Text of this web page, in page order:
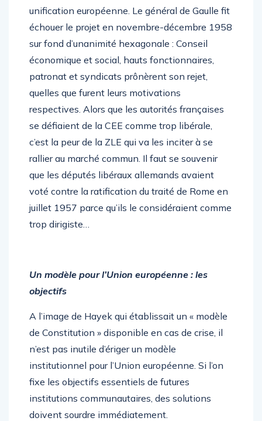
unification européenne. Le général de Gaulle fit
échouer le projet en novembre-décembre 1958
sur fond d’unanimité hexagonale : Conseil
économique et social, hauts fonctionnaires,
patronat et syndicats prônèrent son rejet,
quelles que furent leurs motivations
respectives. Alors que les autorités françaises
se défiaient de la CEE comme trop libérale,
c’est la peur de la ZLE qui va les inciter à se
rallier au marché commun. Il faut se souvenir
que les députés libéraux allemands avaient
voté contre la ratification du traité de Rome en
juillet 1957 parce qu’ils le considéraient comme
trop dirigiste…
Un modèle pour l’Union européenne : les
objectifs
A l’image de Hayek qui établissait un « modèle
de Constitution » disponible en cas de crise, il
n’est pas inutile d’ériger un modèle
institutionnel pour l’Union européenne. Si l’on
fixe les objectifs essentiels de futures
institutions communautaires, des solutions
doivent sourdre immédiatement.